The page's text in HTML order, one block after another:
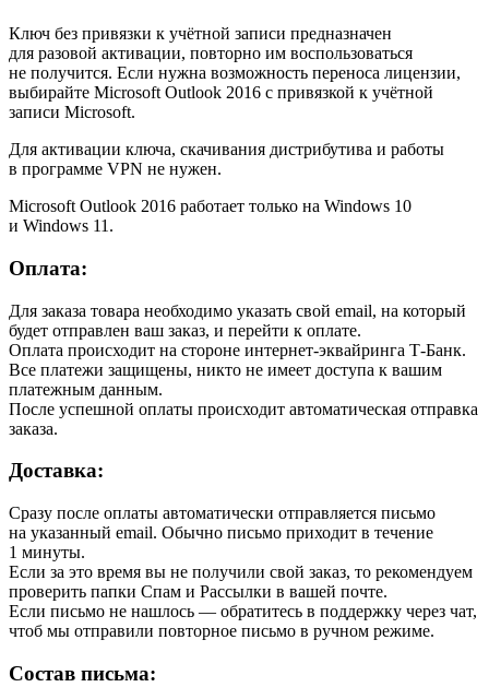
Ключ без привязки к учётной записи предназначен
для разовой активации, повторно им воспользоваться
не получится. Если нужна возможность переноса лицензии,
выбирайте Microsoft Outlook 2016 с привязкой к учётной
записи Microsoft.
Для активации ключа, скачивания дистрибутива и работы
в программе VPN не нужен.
Microsoft Outlook 2016 работает только на Windows 10
и Windows 11.
Оплата:
Для заказа товара необходимо указать свой email, на который
будет отправлен ваш заказ, и перейти к оплате.
Оплата происходит на стороне интернет-эквайринга Т-Банк.
Все платежи защищены, никто не имеет доступа к вашим
платежным данным.
После успешной оплаты происходит автоматическая отправка
заказа.
Доставка:
Сразу после оплаты автоматически отправляется письмо
на указанный email. Обычно письмо приходит в течение
1 минуты.
Если за это время вы не получили свой заказ, то рекомендуем
проверить папки Спам и Рассылки в вашей почте.
Если письмо не нашлось — обратитесь в поддержку через чат,
чтоб мы отправили повторное письмо в ручном режиме.
Состав письма: